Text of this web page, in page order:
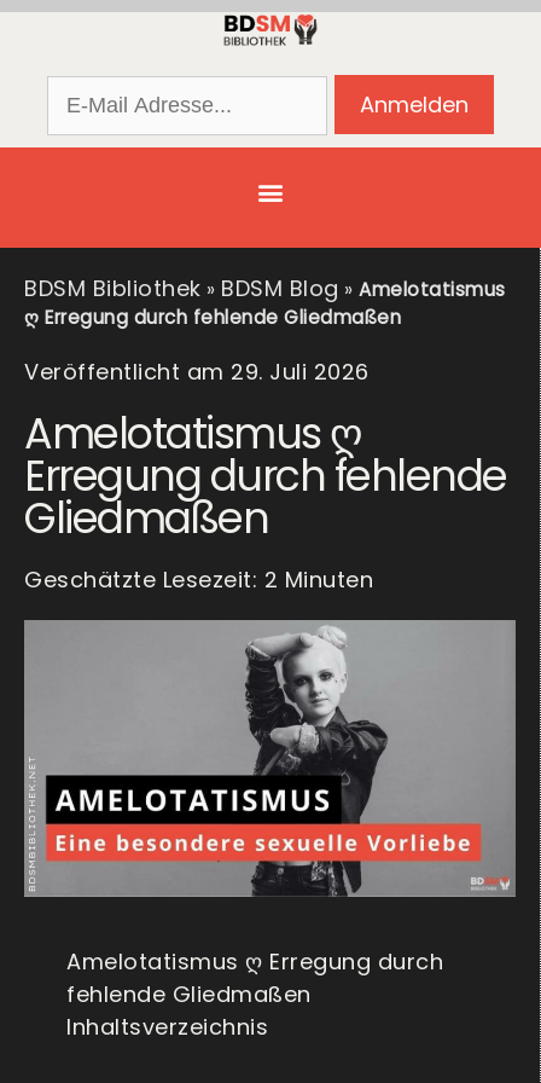
BDSM Bibliothek » BDSM Blog » Amelotatismus
ღ Erregung durch fehlende Gliedmaßen
Veröffentlicht am 29. Juli 2026
Amelotatismus ღ
Erregung durch fehlende
Gliedmaßen
Amelotatismus ღ Erregung durch
fehlende Gliedmaßen
Inhaltsverzeichnis